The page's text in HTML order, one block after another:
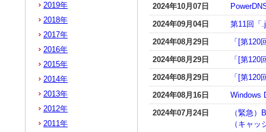
2024年10月07日
2024年09月04日
第11回「
2024年08月29日
「[第
2024年08月29日
「[第
2024年08月29日
「[第
2024年08月16日
Windows
2024年07月24日
（緊急
（キャ
2019年
2018年
2017年
2016年
2015年
2014年
2013年
2012年
2011年